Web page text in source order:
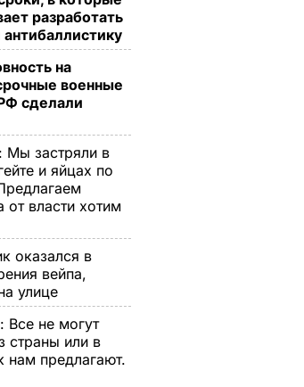
разработать
на
военные
сделали
Мы застряли в
и яйцах по
власти хотим
оказался в
вейпа,
улице
Все не могут
страны или в
нам предлагают.